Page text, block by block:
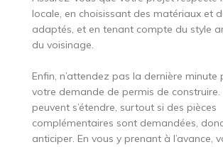
locale, en choisissant des matériaux et
adaptés, et en tenant compte du style
du voisinage.
Enfin, n’attendez pas la dernière
votre demande de permis de construire.
peuvent s’étendre, surtout si des pièces
complémentaires sont demandées,
anticiper. En vous y prenant à l’avance,